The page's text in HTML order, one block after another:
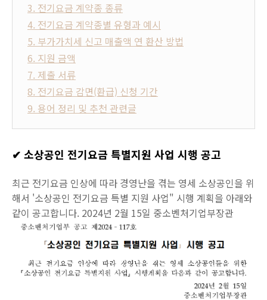
3. 전기요금 계약종 종류
4. 전기요금 계약종별 유형과 예시
5. 부가가치세 신고 매출액 연 환산 방법
6. 지원 금액
7. 제출 서류
8. 전기요금 감면(환급) 신청 기간
9. 용어 정리 및 추천 관련글
✔ 소상공인 전기요금 특별지원 사업 시행 공고
최근 전기요금 인상에 따라 경영난을 겪는 영세 소상공인을 위
해서 '소상공인 전기요금 특별 지원 사업" 시행 계획을 아래와
같이 공고합니다. 2024년 2월 15일 중소벤처기업부장관